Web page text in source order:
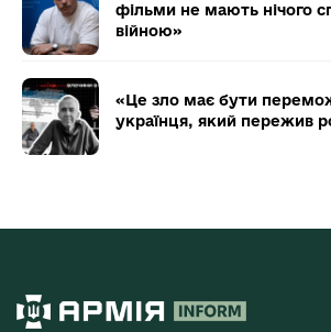
фільми не мають нічого
війною»
«Це зло має бути
українця, який пережив